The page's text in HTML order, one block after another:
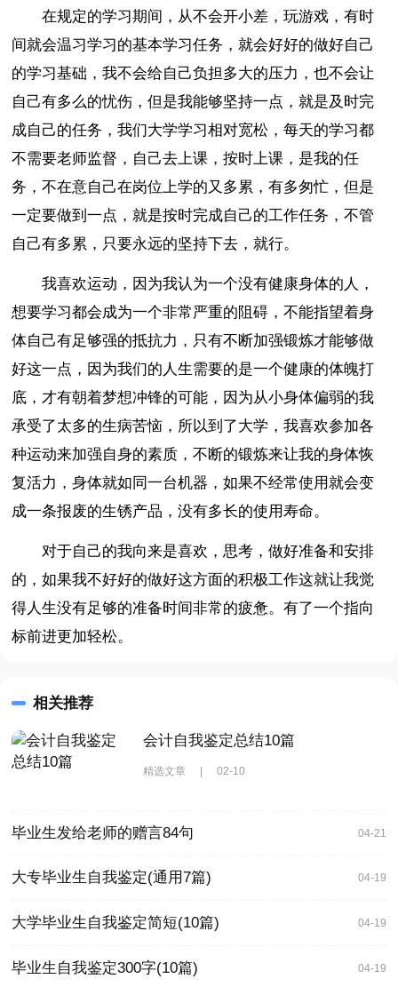
在规定的学习期间，从不会开小差，玩游戏，有时
间就会温习学习的基本学习任务，就会好好的做好自己
的学习基础，我不会给自己负担多大的压力，也不会让
自己有多么的忧伤，但是我能够坚持一点，就是及时完
成自己的任务，我们大学学习相对宽松，每天的学习都
不需要老师监督，自己去上课，按时上课，是我的任
务，不在意自己在岗位上学的又多累，有多匆忙，但是
一定要做到一点，就是按时完成自己的工作任务，不管
自己有多累，只要永远的坚持下去，就行。
我喜欢运动，因为我认为一个没有健康身体的人，
想要学习都会成为一个非常严重的阻碍，不能指望着身
体自己有足够强的抵抗力，只有不断加强锻炼才能够做
好这一点，因为我们的人生需要的是一个健康的体魄打
底，才有朝着梦想冲锋的可能，因为从小身体偏弱的我
承受了太多的生病苦恼，所以到了大学，我喜欢参加各
种运动来加强自身的素质，不断的锻炼来让我的身体恢
复活力，身体就如同一台机器，如果不经常使用就会变
成一条报废的生锈产品，没有多长的使用寿命。
对于自己的我向来是喜欢，思考，做好准备和安排
的，如果我不好好的做好这方面的积极工作这就让我觉
得人生没有足够的准备时间非常的疲惫。有了一个指向
标前进更加轻松。
相关推荐
会计自我鉴定总结10篇
精选文章 02-10
毕业生发给老师的赠言84句 04-21
大专毕业生自我鉴定(通用7篇) 04-19
大学毕业生自我鉴定简短(10篇) 04-19
毕业生自我鉴定300字(10篇) 04-19